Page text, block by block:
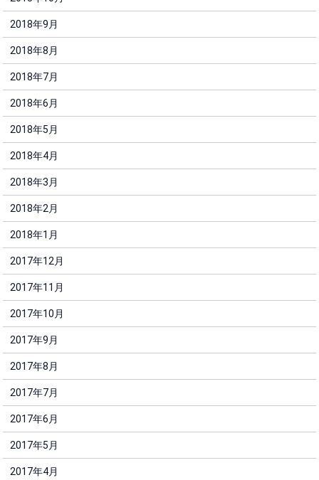
2018年9月
2018年8月
2018年7月
2018年6月
2018年5月
2018年4月
2018年3月
2018年2月
2018年1月
2017年12月
2017年11月
2017年10月
2017年9月
2017年8月
2017年7月
2017年6月
2017年5月
2017年4月